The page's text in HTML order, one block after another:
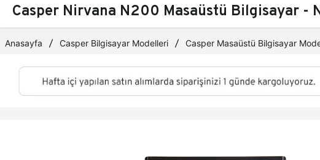
Casper Nirvana N200 Masaüstü Bilgisayar -
Anasayfa Casper Bilgisayar Modelleri Casper Masaüstü Bilgisayar